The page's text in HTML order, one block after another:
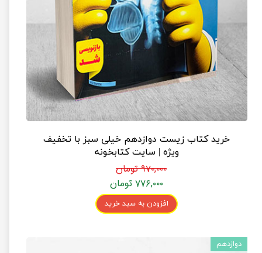
خرید کتاب زیست دوازدهم خیلی سبز با تخفیف
ویژه | سایت کتابخونه
۹۷۰,۰۰۰ تومان
۷۷۶,۰۰۰ تومان
افزودن به سبد خرید
دوازدهم